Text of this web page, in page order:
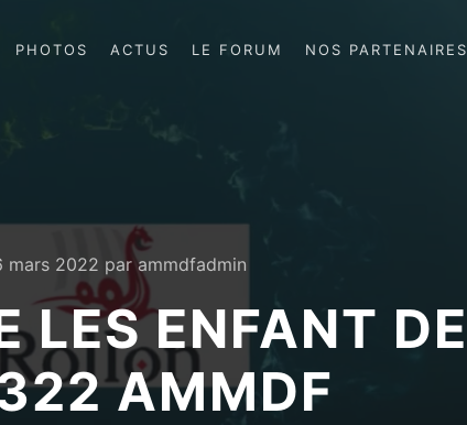
PHOTOS ACTUS LE FORUM NOS PARTENAIRES
mars 2022 parammdfadmin
LES ENFANT
AMMDF